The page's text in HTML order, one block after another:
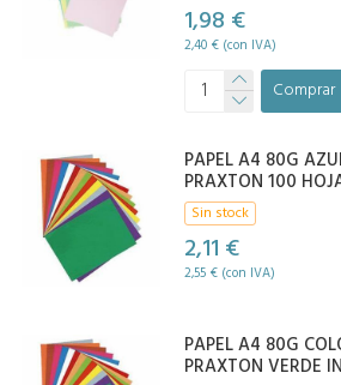
1,98 €
2,40 € (con IVA)
Comprar
PAPEL A4 80G
PRAXTON 100
Sin stock
2,11 €
2,55 € (con IVA)
PAPEL A4 80G
PRAXTON VERDE